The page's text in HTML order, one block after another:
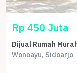
Rp 450 Juta
Dijual Rumah
Wonoayu, Sidoarjo